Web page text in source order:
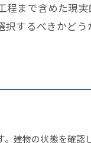
まで含めた現
するべきかど
建物の状態を確認